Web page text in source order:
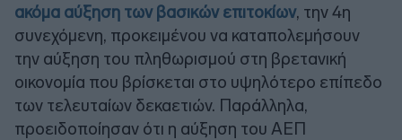
ακόμα αύξηση των βασικών επιτοκίων, την 4η
συνεχόμενη, προκειμένου να καταπολεμήσουν
την αύξηση του πληθωρισμού στη βρετανική
οικονομία που βρίσκεται στο υψηλότερο επίπεδο
των τελευταίων δεκαετιών. Παράλληλα,
προειδοποίησαν ότι η αύξηση του ΑΕΠ